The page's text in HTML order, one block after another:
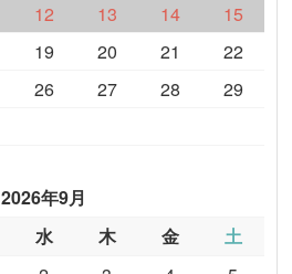
12 13 14
15
19 20 21
22
26 27 28
29
2026年9月
水 木 金
土